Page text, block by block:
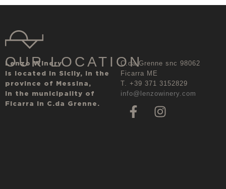
OUR LOCATION
Lenzo Winery
is located in Sicily, in the
province of Messina,
in the municipality of
Ficarra in C.da Grenne.
C.da Grenne snc 98062
Ficarra ME
T. +39 371 3152829
info@lenzowinery.com